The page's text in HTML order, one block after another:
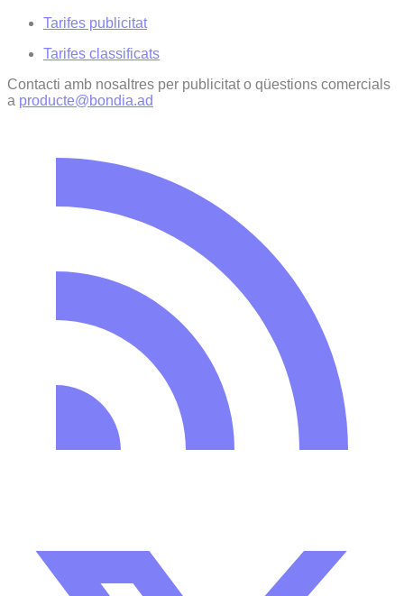
Tarifes publicitat
Tarifes classificats
Contacti amb nosaltres per publicitat o qüestions comercials
a producte@bondia.ad